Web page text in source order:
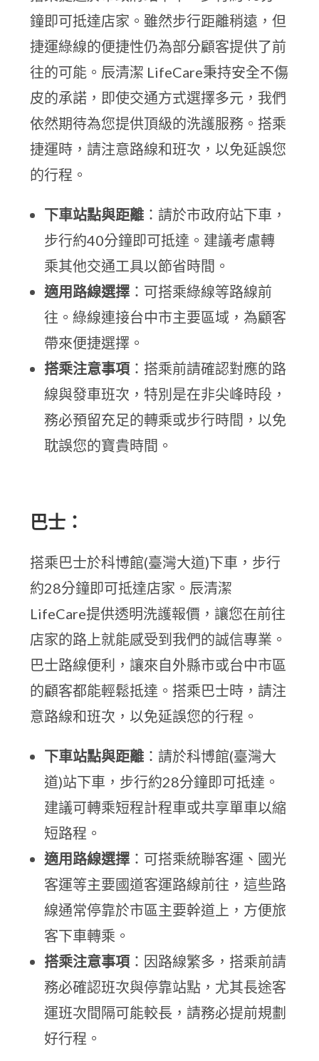
鐘即可抵達店家。雖然步行距離稍遠，但
捷運綠線的便捷性仍為部分顧客提供了前
往的可能。辰清潔 LifeCare秉持安全不傷
皮的承諾，即使交通方式選擇多元，我們
依然期待為您提供頂級的洗護服務。搭乘
捷運時，請注意路線和班次，以免延誤您
的行程。
下車站點與距離 ：請於市政府站下車，
步行約40分鐘即可抵達。建議考慮轉
乘其他交通工具以節省時間。
適用路線選擇 ：可搭乘綠線等路線前
往。綠線連接台中市主要區域，為顧客
帶來便捷選擇。
搭乘注意事項 ：搭乘前請確認對應的路
線與發車班次，特別是在非尖峰時段，
務必預留充足的轉乘或步行時間，以免
耽誤您的寶貴時間。
巴士：
搭乘巴士於科博館(臺灣大道)下車，步行
約28分鐘即可抵達店家。辰清潔
LifeCare提供透明洗護報價，讓您在前往
店家的路上就能感受到我們的誠信專業。
巴士路線便利，讓來自外縣市或台中市區
的顧客都能輕鬆抵達。搭乘巴士時，請注
意路線和班次，以免延誤您的行程。
下車站點與距離 ：請於科博館(臺灣大
道)站下車，步行約28分鐘即可抵達。
建議可轉乘短程計程車或共享單車以縮
短路程。
適用路線選擇 ：可搭乘統聯客運、國光
客運等主要國道客運路線前往，這些路
線通常停靠於市區主要幹道上，方便旅
客下車轉乘。
搭乘注意事項 ：因路線繁多，搭乘前請
務必確認班次與停靠站點，尤其長途客
運班次間隔可能較長，請務必提前規劃
好行程。